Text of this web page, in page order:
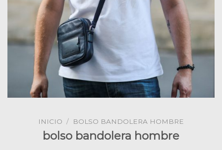
INICIO / BOLSO BANDOLERA HOMBRE
bolso bandolera hombre